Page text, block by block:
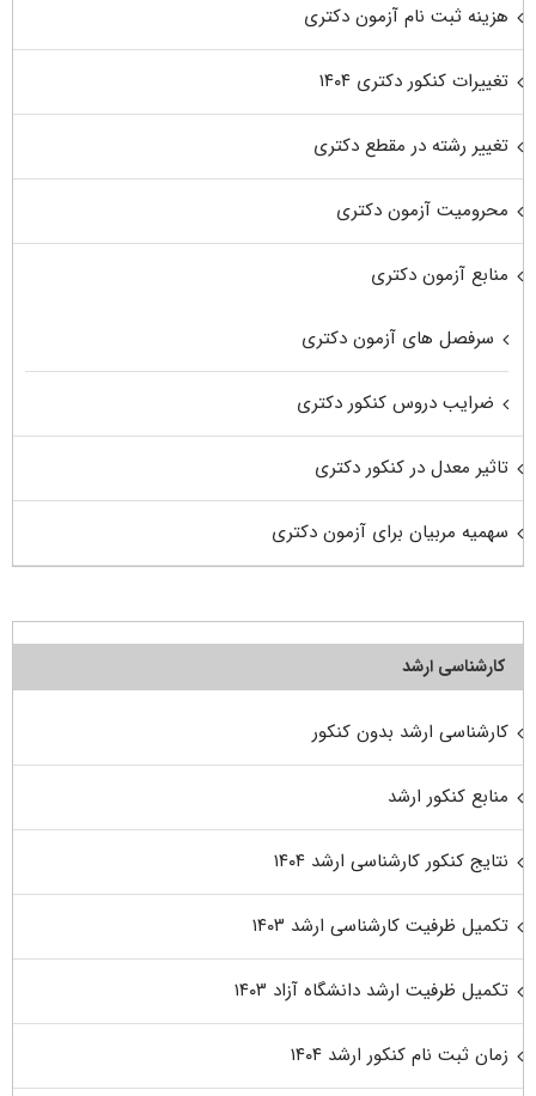
هزینه ثبت نام آزمون دکتری
تغییرات کنکور دکتری ۱۴۰۴
تغییر رشته در مقطع دکتری
محرومیت آزمون دکتری
منابع آزمون دکتری
سرفصل های آزمون دکتری
ضرایب دروس کنکور دکتری
تاثیر معدل در کنکور دکتری
سهمیه مربیان برای آزمون دکتری
کارشناسی ارشد
کارشناسی ارشد بدون کنکور
منابع کنکور ارشد
نتایج کنکور کارشناسی ارشد ۱۴۰۴
تکمیل ظرفیت کارشناسی ارشد ۱۴۰۳
تکمیل ظرفیت ارشد دانشگاه آزاد ۱۴۰۳
زمان ثبت نام کنکور ارشد ۱۴۰۴